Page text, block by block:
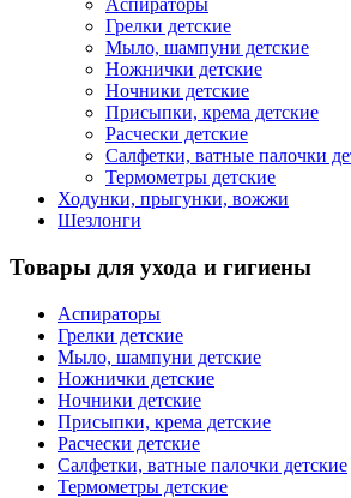
Аспираторы
Грелки детские
Мыло, шампуни детские
Ножнички детские
Ночники детские
Присыпки, крема детские
Расчески детские
Салфетки, ватные палочки
Термометры детские
Ходунки, прыгунки, вожжи
Шезлонги
Товары для ухода и гигиены
Аспираторы
Грелки детские
Мыло, шампуни детские
Ножнички детские
Ночники детские
Присыпки, крема детские
Расчески детские
Салфетки, ватные палочки детские
Термометры детские